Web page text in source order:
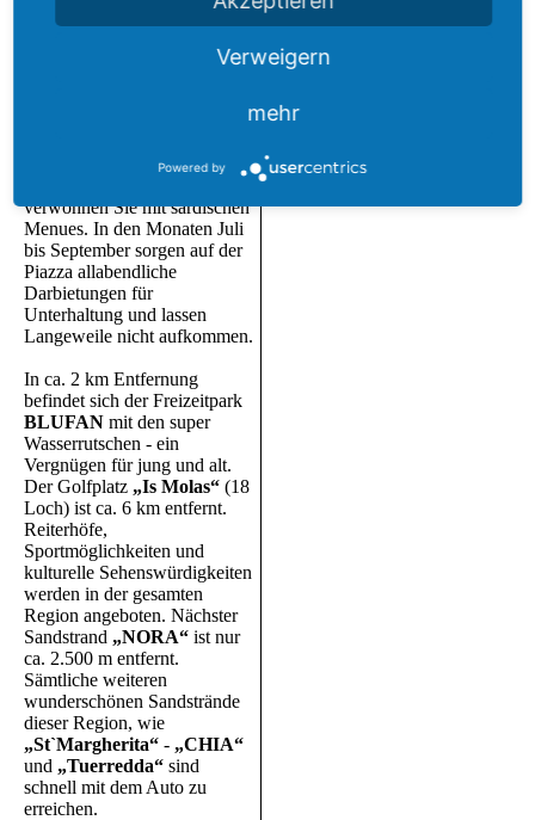
und Servicemöglichkeiten.
verwöhnen Sie mit sardischen
Menues. In den Monaten Juli
bis September sorgen auf der
Piazza allabendliche
Darbietungen für
Unterhaltung und lassen
Langeweile nicht aufkommen.
In ca. 2 km Entfernung
befindet sich der Freizeitpark
BLUFAN mit den super
Wasserrutschen - ein
Vergnügen für jung und alt.
Der Golfplatz „Is Molas“ (18
Loch) ist ca. 6 km entfernt.
Reiterhöfe,
Sportmöglichkeiten und
kulturelle Sehenswürdigkeiten
werden in der gesamten
Region angeboten. Nächster
Sandstrand „NORA“ ist nur
ca. 2.500 m entfernt.
Sämtliche weiteren
wunderschönen Sandstrände
dieser Region, wie
„St`Margherita“ - „CHIA“
und „Tuerredda“ sind
schnell mit dem Auto zu
erreichen.
Verweigern
mehr
Powered by